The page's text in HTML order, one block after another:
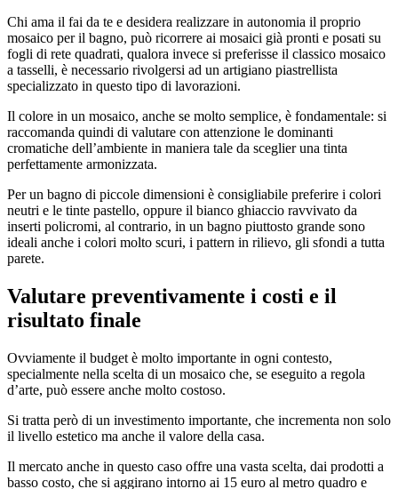
Chi ama il fai da te e desidera realizzare in autonomia il proprio
mosaico per il bagno, può ricorrere ai mosaici già pronti e posati su
fogli di rete quadrati, qualora invece si preferisse il classico mosaico
a tasselli, è necessario rivolgersi ad un artigiano piastrellista
specializzato in questo tipo di lavorazioni.
Il colore in un mosaico, anche se molto semplice, è fondamentale: si
raccomanda quindi di valutare con attenzione le dominanti
cromatiche dell’ambiente in maniera tale da sceglier una tinta
perfettamente armonizzata.
Per un bagno di piccole dimensioni è consigliabile preferire i colori
neutri e le tinte pastello, oppure il bianco ghiaccio ravvivato da
inserti policromi, al contrario, in un bagno piuttosto grande sono
ideali anche i colori molto scuri, i pattern in rilievo, gli sfondi a tutta
parete.
Valutare preventivamente i costi e il
risultato finale
Ovviamente il budget è molto importante in ogni contesto,
specialmente nella scelta di un mosaico che, se eseguito a regola
d’arte, può essere anche molto costoso.
Si tratta però di un investimento importante, che incrementa non solo
il livello estetico ma anche il valore della casa.
Il mercato anche in questo caso offre una vasta scelta, dai prodotti a
basso costo, che si aggirano intorno ai 15 euro al metro quadro e